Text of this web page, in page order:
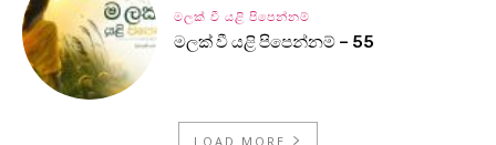
මලක් වී යළි පිපෙන්නම්
මලක් වී යළි පිපෙන්නම් – 55
LOAD MORE